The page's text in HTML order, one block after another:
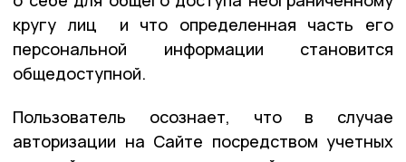
кругу лиц и что определенная часть его
персональной информации становится
общедоступной.
Пользователь осознает, что в случае
авторизации на Сайте посредством учетных